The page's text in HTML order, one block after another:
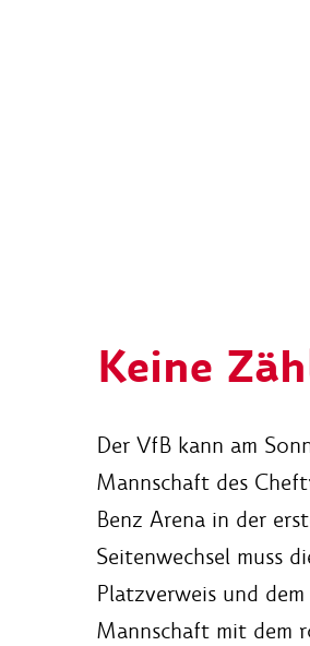
Keine
Der VfB kann am
Mannschaft des
Benz Arena in der
Seitenwechsel muss
Platzverweis und
Mannschaft mit dem